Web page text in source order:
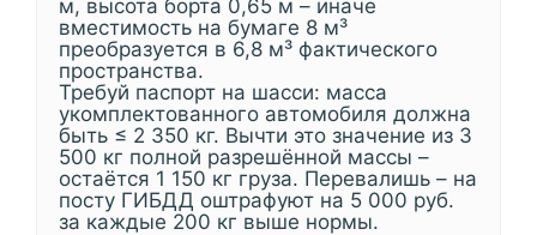
м, высота борта 0,65 м – иначе
вместимость на бумаге 8 м³
преобразуется в 6,8 м³ фактического
пространства.
Требуй паспорт на шасси: масса
укомплектованного автомобиля должна
быть ≤ 2 350 кг. Вычти это значение из 3
500 кг полной разрешённой массы –
остаётся 1 150 кг груза. Перевалишь – на
посту ГИБДД оштрафуют на 5 000 руб.
за каждые 200 кг выше нормы.